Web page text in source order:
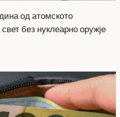
од атомското
без нуклеарно оружје